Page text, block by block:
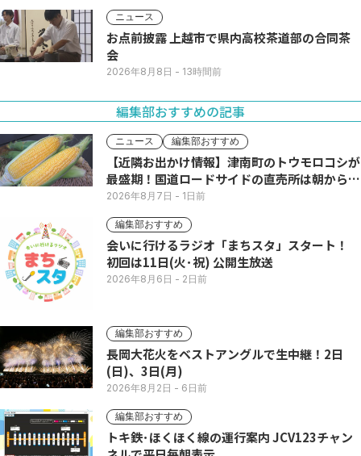
ニュース
お点前披露 上越市で県内高校茶道部の合同茶
会
2026年8月8日 - 13時間前
編集部おすすめの記事
ニュース 編集部おすすめ
【近隣お出かけ情報】津南町のトウモロコシが
最盛期！国道ロードサイドの直売所は朝から長
い列
2026年8月7日 - 1日前
編集部おすすめ
会いに行けるラジオ「まちスタ」スタート！
初回は11日(火･祝) 公開生放送
2026年8月6日 - 2日前
編集部おすすめ
長岡大花火をベストアングルで生中継！2日
(日)、3日(月)
2026年8月2日 - 6日前
編集部おすすめ
トキ鉄･ほくほく線の運行案内 JCV123チャン